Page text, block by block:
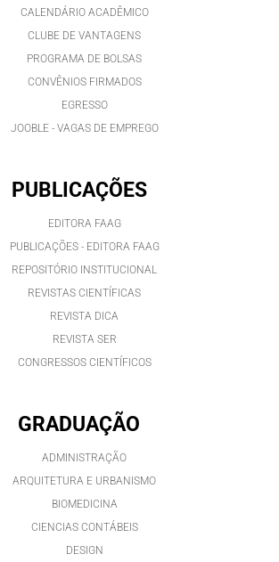
CALENDÁRIO ACADÊMICO
CLUBE DE VANTAGENS
PROGRAMA DE BOLSAS
CONVÊNIOS FIRMADOS
EGRESSO
JOOBLE - VAGAS DE EMPREGO
PUBLICAÇÕES
EDITORA FAAG
PUBLICAÇÕES - EDITORA FAAG
REPOSITÓRIO INSTITUCIONAL
REVISTAS CIENTÍFICAS
REVISTA DICA
REVISTA SER
CONGRESSOS CIENTÍFICOS
GRADUAÇÃO
ADMINISTRAÇÃO
ARQUITETURA E URBANISMO
BIOMEDICINA
CIENCIAS CONTÁBEIS
DESIGN